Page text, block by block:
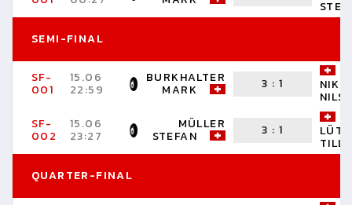
SEMI-FINAL
SF-
001
15.06
22:59
BURKHALTER
MARK 3 :1
NILS
SF-
002
15.06
23:27
MÜLLER
STEFAN 3 :1
TILL
QUARTER-FINAL